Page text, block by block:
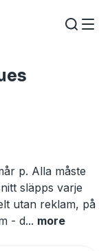
p. Alla måste
släpps varje
utan reklam, på
- d... more